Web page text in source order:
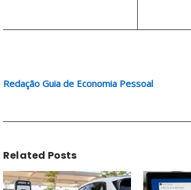
Redação Guia de Economia Pessoal
Related Posts